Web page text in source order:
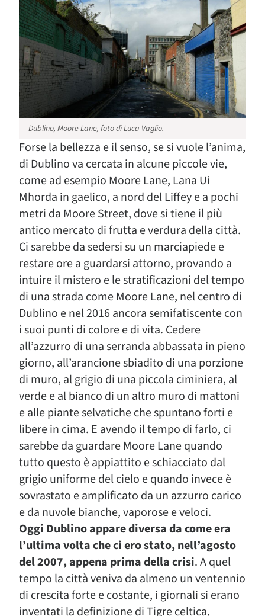
Dublino, Moore Lane, foto di Luca Vaglio.
Forse la bellezza e il senso, se si vuole l’anima,
di Dublino va cercata in alcune piccole vie,
come ad esempio Moore Lane, Lana Ui
Mhorda in gaelico, a nord del Liffey e a pochi
metri da Moore Street, dove si tiene il più
antico mercato di frutta e verdura della città.
Ci sarebbe da sedersi su un marciapiede e
restare ore a guardarsi attorno, provando a
intuire il mistero e le stratificazioni del tempo
di una strada come Moore Lane, nel centro di
Dublino e nel 2016 ancora semifatiscente con
i suoi punti di colore e di vita. Cedere
all’azzurro di una serranda abbassata in pieno
giorno, all’arancione sbiadito di una porzione
di muro, al grigio di una piccola ciminiera, al
verde e al bianco di un altro muro di mattoni
e alle piante selvatiche che spuntano forti e
libere in cima. E avendo il tempo di farlo, ci
sarebbe da guardare Moore Lane quando
tutto questo è appiattito e schiacciato dal
grigio uniforme del cielo e quando invece è
sovrastato e amplificato da un azzurro carico
e da nuvole bianche, vaporose e veloci.
Oggi Dublino appare diversa da come era
l’ultima volta che ci ero stato, nell’agosto
del 2007, appena prima della crisi. A quel
tempo la città veniva da almeno un ventennio
di crescita forte e costante, i giornali si erano
inventati la definizione di Tigre celtica,